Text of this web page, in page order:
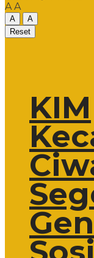
KIM
A A
A
A
Reset